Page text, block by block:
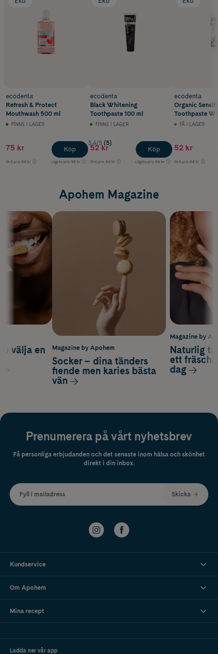
ecodenta
Refresh & Protect
Mouthwash 500 ml
FINNS I LAGER
75 kr
Ord.pris 99 kr Lägsta pris 98 kr
Köp
ecodenta
Black Whitening
Toothpaste 100 ml
FINNS I LAGER
3.4/5 (5)
52 kr
Ord.pris 69 kr Lägsta pris 68 kr
Köp
ecodenta
Organic
Toothpaste
FÅ I LAGER
52 kr
Ord.pris 69 kr
Apohem Magazine
Magazine by
Naturlig
ett
dag
välja en
Magazine by Apohem
Socker – dina tänders
fiende men karies bästa
vän
Prenumerera på vårt nyhetsbrev
Få personliga erbjudanden och det senaste inom hälsa och skönhet
direkt i din inbox.
Fyll i mailadress Skicka
Kundservice
Om Apohem
Mina recept
Ladda ner vår app